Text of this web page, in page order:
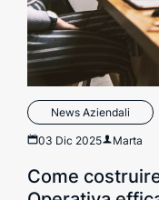
News Aziendali
03 Dic 2025 Marta
Come